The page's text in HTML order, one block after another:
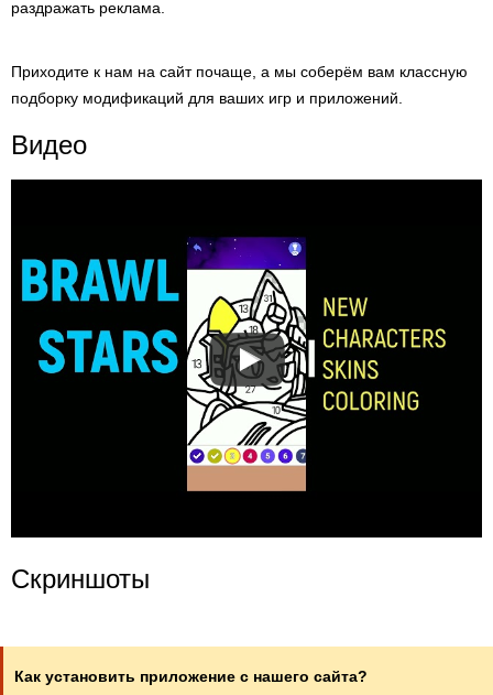
раздражать реклама.
Приходите к нам на сайт почаще, а мы соберём вам классную
подборку модификаций для ваших игр и приложений.
Видео
Скриншоты
Как установить приложение с нашего сайта?